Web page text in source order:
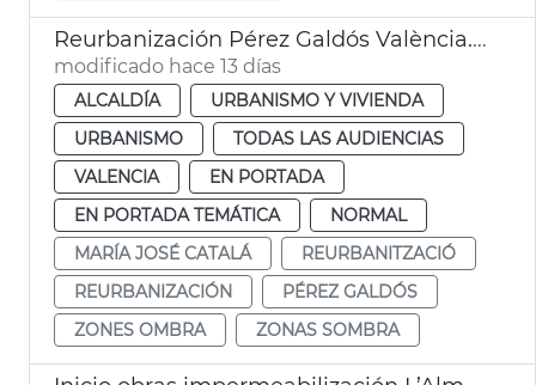
Reurbanización Pérez Galdós València. Zonas sombra
modificado hace 13 días
ALCALDÍA
URBANISMO Y VIVIENDA
URBANISMO
TODAS LAS AUDIENCIAS
VALENCIA
EN PORTADA
EN PORTADA TEMÁTICA
NORMAL
MARÍA JOSÉ CATALÁ
REURBANITZACIÓ
REURBANIZACIÓN
PÉREZ GALDÓS
ZONES OMBRA
ZONAS SOMBRA